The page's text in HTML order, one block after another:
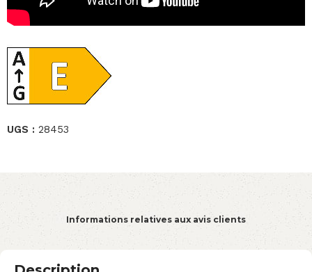
UGS : 28453
Informations relatives aux avis clients